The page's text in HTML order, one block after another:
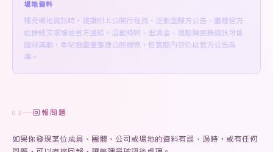
場地資料
補充場地資訊時，建議附上公開行程頁、活動主辦方公告、團體官方
社群貼文或場地官方連結。活動時間、出演者、地點與票務資訊可能
臨時異動，本站會盡量整理公開線索，但實際內容仍以官方公告為
準。
03 回報問題
如果你發現某位成員、團體、公司或場地的資料有誤、過時，或有任何